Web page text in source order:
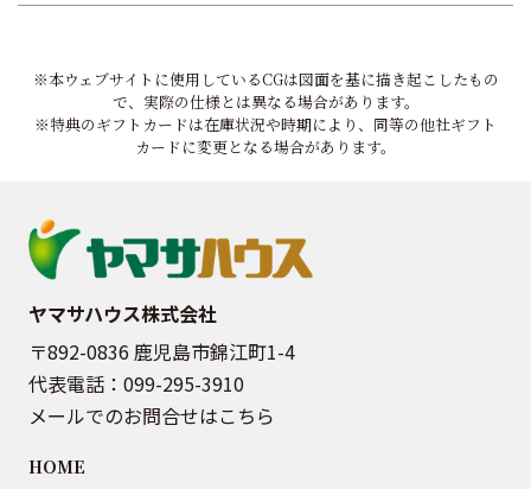
※本ウェブサイトに使用しているCGは図面を基に描き起こしたもの
で、実際の仕様とは異なる場合があります。
※特典のギフトカードは在庫状況や時期により、同等の他社ギフト
カードに変更となる場合があります。
ヤマサハウス株式会社
〒892-0836 鹿児島市錦江町1-4
代表電話： 099-295-3910
メールでのお問合せはこちら
HOME